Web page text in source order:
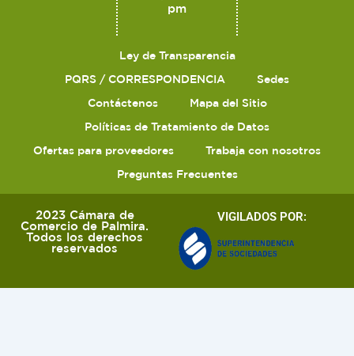
pm
Ley de Transparencia
PQRS / CORRESPONDENCIA
Sedes
Contáctenos
Mapa del Sitio
Políticas de Tratamiento de Datos
Ofertas para proveedores
Trabaja con nosotros
Preguntas Frecuentes
2023 Cámara de
Comercio de Palmira.
Todos los derechos
reservados
VIGILADOS POR: